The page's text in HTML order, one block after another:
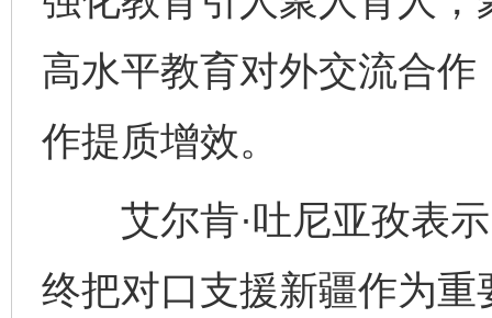
高水平教育对外交流合
作提质增效。
艾尔肯·吐尼亚孜表示
终把对口支援新疆作为